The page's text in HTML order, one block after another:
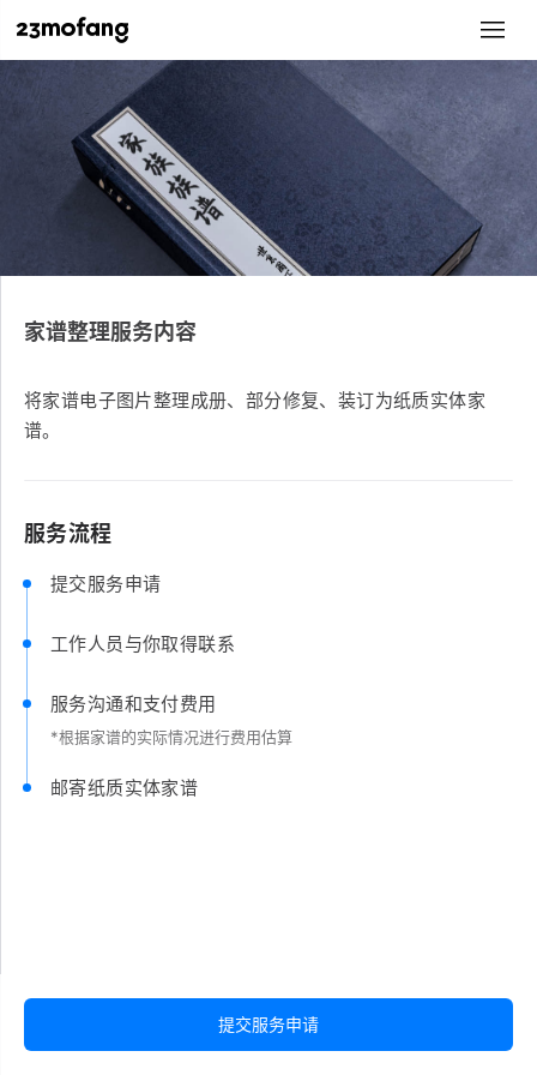
家谱整理服务内容
将家谱电子图片整理成册、部分修复、装订为纸质实体家
谱。
服务流程
提交服务申请
工作人员与你取得联系
服务沟通和支付费用
*根据家谱的实际情况进行费用估算
邮寄纸质实体家谱
提交服务申请